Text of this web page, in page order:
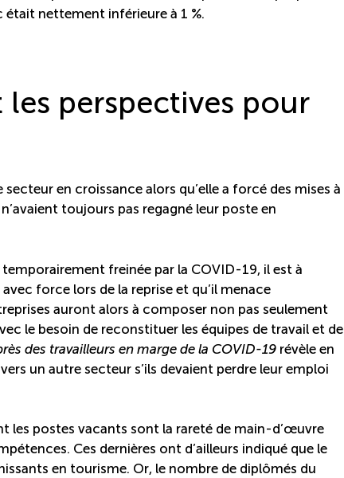
était nettement inférieure à 1 %.
les perspectives pour
en croissance alors qu’elle a forcé des mises à
toujours pas regagné leur poste en
freinée par la COVID-19, il est à
force lors de la reprise et qu’il menace
auront alors à composer non pas seulement
le besoin de reconstituer les équipes de travail et de
des travailleurs en marge de la COVID-19 révèle en
un autre secteur s’ils devaient perdre leur emploi
les postes vacants sont la rareté de main-d’œuvre
Ces dernières ont d’ailleurs indiqué que le
en tourisme. Or, le nombre de diplômés du